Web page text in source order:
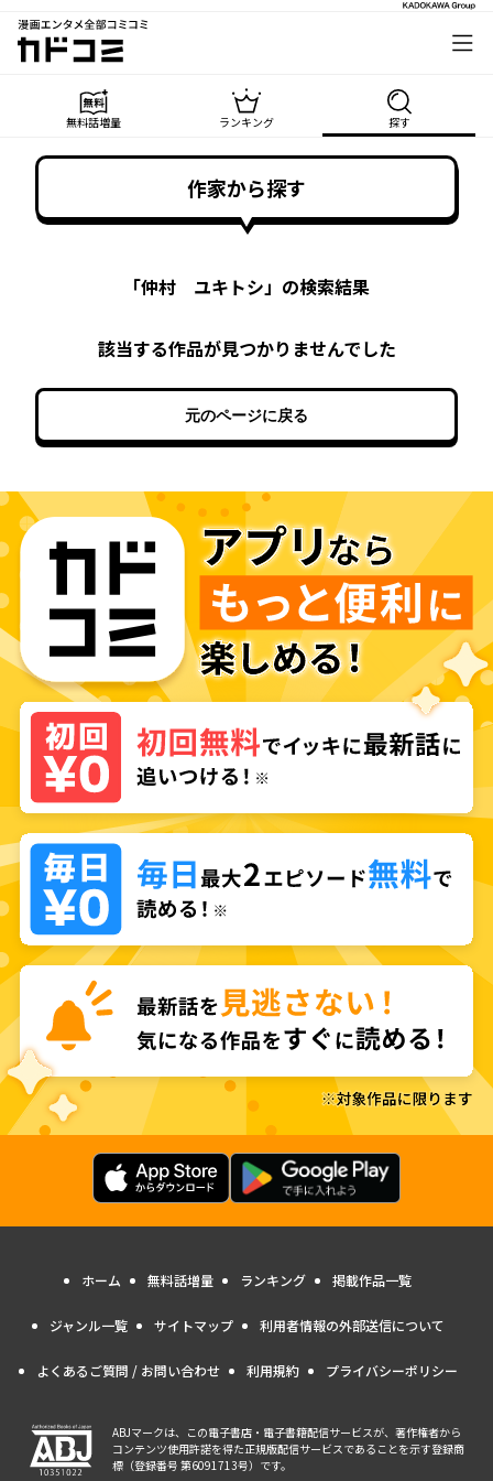
漫画エンタメ全部コミコミ
カドコミ
無料話増量 ランキング 探す
作家から探す
「仲村 ユキトシ」の検索結果
該当する作品が見つかりませんでした
元のページに戻る
ホーム 無料話増量 ランキング 掲載作品一覧
ジャンル一覧 サイトマップ 利用者情報の外部送信について
よくあるご質問 / お問い合わせ 利用規約 プライバシーポリシー
ABJマークは、この電子書店・電子書籍配信サービスが、著作権者から
コンテンツ使用許諾を得た正規版配信サービスであることを示す登録商
標（登録番号 第6091713号）です。